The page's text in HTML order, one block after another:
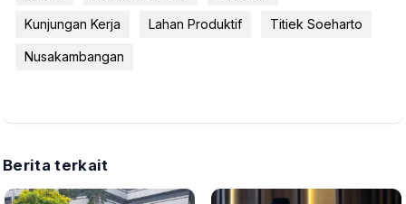
Kunjungan Kerja Lahan Produktif Titiek Soeharto
Nusakambangan
Berita terkait